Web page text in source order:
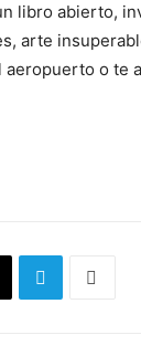
libro abierto,
arte
o te